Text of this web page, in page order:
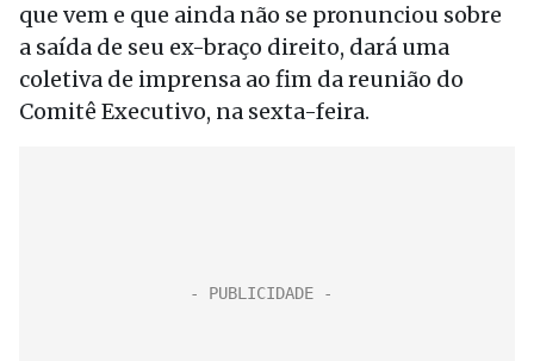
que vem e que ainda não se pronunciou sobre
a saída de seu ex-braço direito, dará uma
coletiva de imprensa ao fim da reunião do
Comitê Executivo, na sexta-feira.